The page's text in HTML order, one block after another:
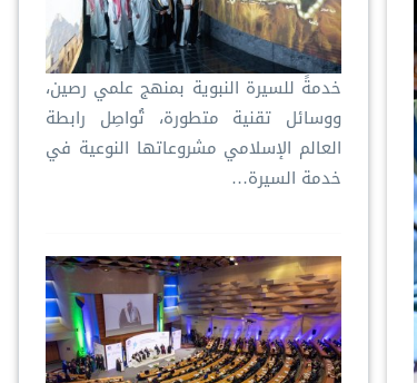
خدمةً للسيرة النبوية بمنهج علمي رصين،
ووسائل تقنية متطورة، تُواصِل رابطة
العالم الإسلامي مشروعاتها النوعية في
خدمة السيرة…